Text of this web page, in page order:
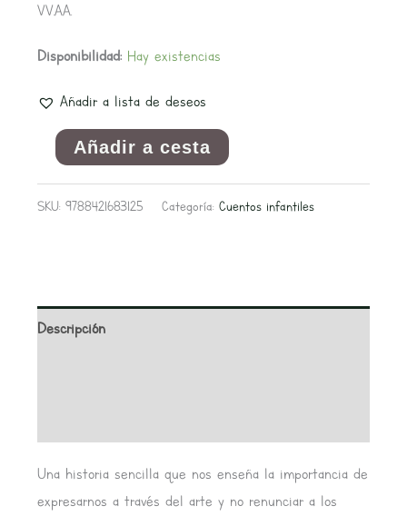
VV.AA.
Disponibilidad: Hay existencias
Añadir a lista de deseos
Añadir a cesta
SKU: 9788421683125 Categoría: Cuentos infantiles
Descripción
Una historia sencilla que nos enseña la importancia de
expresarnos a través del arte y no renunciar a los